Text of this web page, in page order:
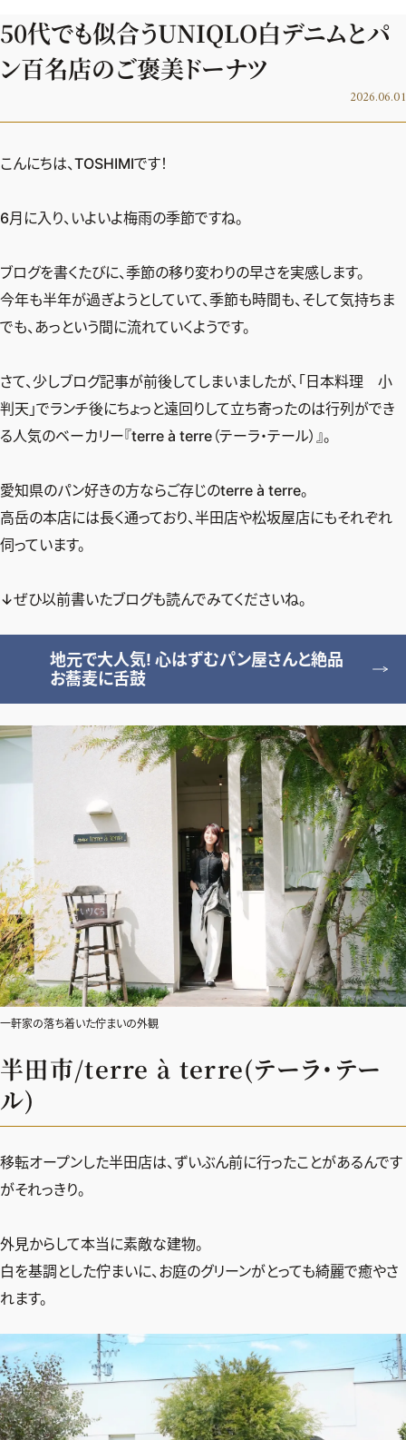
2026年9月号
定期購読
デジタル版
SHOPPING
売れ筋ランキング
エクラ掲載品
エクラ限定アイテム
FOLLOW US
そしてエクラの美意識を、SNSで発信しています。
JOIN US
編集部から届くメールマガジン、
会員限定プレゼントや特別イベントへの応募など
特典が満載！
新規会員登録はこちら
50代でも似合うUNIQLO白デニムとパ
ン百名店のご褒美ドーナツ
2026.06.01
こんにちは、TOSHIMIです！
6月に入り、いよいよ梅雨の季節ですね。
ブログを書くたびに、季節の移り変わりの早さを実感します。
今年も半年が過ぎようとしていて、季節も時間も、そして気持ちま
でも、あっという間に流れていくようです。
さて、少しブログ記事が前後してしまいましたが、「日本料理 小
判天」でランチ後にちょっと遠回りして立ち寄ったのは行列ができ
る人気のベーカリー『terre à terre（テーラ・テール）』。
愛知県のパン好きの方ならご存じのterre à terre。
高岳の本店には長く通っており、半田店や松坂屋店にもそれぞれ
伺っています。
↓ぜひ以前書いたブログも読んでみてくださいね。
地元で大人気! 心はずむパン屋さんと絶品
お蕎麦に舌鼓
一軒家の落ち着いた佇まいの外観
半田市/terre à terre(テーラ・テー
ル)
移転オープンした半田店は、ずいぶん前に行ったことがあるんです
がそれっきり。
外見からして本当に素敵な建物。
白を基調とした佇まいに、お庭のグリーンがとっても綺麗で癒やさ
れます。